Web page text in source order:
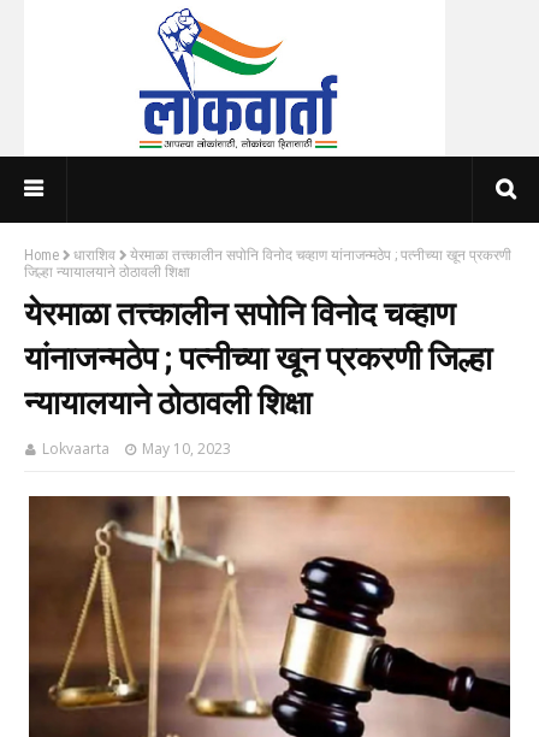
Home धाराशिव
येरमाळा तत्त्कालीन सपोनि विनोद चव्हाण यांनाजन्मठेप ; पत्नीच्या खून प्रकरणी
जिल्हा न्यायालयाने ठोठावली शिक्षा
येरमाळा तत्त्कालीन सपोनि विनोद चव्हाण
यांनाजन्मठेप ; पत्नीच्या खून प्रकरणी जिल्हा
न्यायालयाने ठोठावली शिक्षा
Lokvaarta May 10, 2023